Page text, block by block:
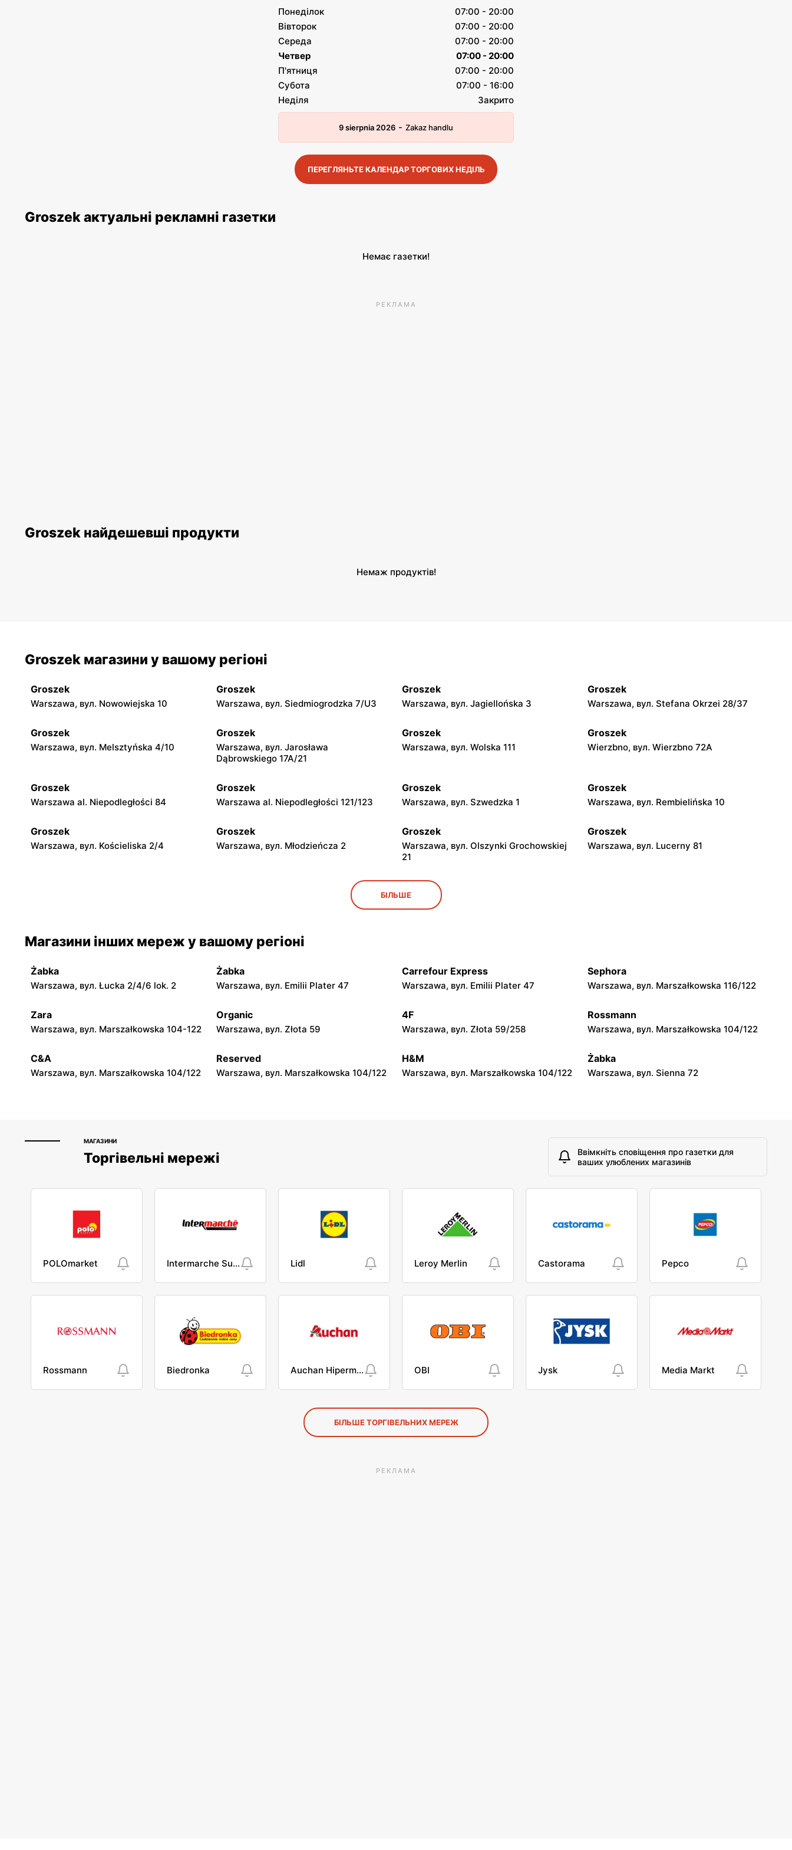
Понеділок
07:00 - 20:00
Вівторок
07:00 - 20:00
Середа
07:00 - 20:00
Четвер
07:00 - 20:00
П'ятниця
07:00 - 20:00
Субота
07:00 - 16:00
Неділя
Закрито
9 sierpnia 2026 - Zakaz handlu
ПЕРЕГЛЯНЬТЕ КАЛЕНДАР ТОРГОВИХ НЕДІЛЬ
Groszek актуальні рекламні газетки
Немає газетки!
РЕКЛАМА
Groszek найдешевші продукти
Немаж продуктів!
Groszek магазини у вашому регіоні
Groszek
Warszawa, вул. Nowowiejska 10
Groszek
Warszawa, вул. Siedmiogrodzka 7/U3
Groszek
Warszawa, вул. Jagiellońska 3
Groszek
Warszawa, вул. Stefana Okrzei 28/37
Groszek
Warszawa, вул. Melsztyńska 4/10
Groszek
Warszawa, вул. Jarosława
Dąbrowskiego 17A/21
Groszek
Warszawa, вул. Wolska 111
Groszek
Wierzbno, вул. Wierzbno 72A
Groszek
Warszawa al. Niepodległości 84
Groszek
Warszawa al. Niepodległości 121/123
Groszek
Warszawa, вул. Szwedzka 1
Groszek
Warszawa, вул. Rembielińska 10
Groszek
Warszawa, вул. Kościeliska 2/4
Groszek
Warszawa, вул. Młodzieńcza 2
Groszek
Warszawa, вул. Olszynki Grochowskiej
21
Groszek
Warszawa, вул. Lucerny 81
Groszek
Babice Nowe, вул. Warszawska 278
Warszawa al. Dzieci Polskich 9 Warszawa, вул. Zasadowa 52
Groszek
Łomianki Dolne, вул. Wiślana 32E
Groszek
Łomianki, вул. Warszawska 280
Groszek
Warszawa, вул. Jana Pawła II 108
Groszek
Warszawa, вул. plac Wojska Polskiego
Groszek
Krasickiego 79a/1
Groszek Groszek Groszek
БІЛЬШЕ
Магазини інших мереж у вашому регіоні
Żabka
Warszawa, вул. Łucka 2/4/6 lok. 2
Żabka
Warszawa, вул. Emilii Plater 47
Carrefour Express
Warszawa, вул. Emilii Plater 47
Sephora
Warszawa, вул. Marszałkowska 116/122
Zara
Warszawa, вул. Marszałkowska 104-122
Organic
Warszawa, вул. Złota 59
4F
Warszawa, вул. Złota 59/258
Rossmann
Warszawa, вул. Marszałkowska 104/122
C&A
Warszawa, вул. Marszałkowska 104/122
Reserved
Warszawa, вул. Marszałkowska 104/122
H&M
Warszawa, вул. Marszałkowska 104/122
Żabka
Warszawa, вул. Sienna 72
МАГАЗИНИ
Торгівельні мережі
Ввімкніть сповіщення про газетки для
ваших улюблених магазинів
POLOmarket Intermarche Super Lidl Leroy Merlin Castorama Pepco
Rossmann Biedronka Auchan Hipermarket OBI Jysk Media Markt
БІЛЬШЕ ТОРГІВЕЛЬНИХ МЕРЕЖ
РЕКЛАМА